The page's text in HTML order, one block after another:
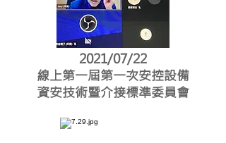
2021/07/22
線上第一屆第一次安控設備
資安技術暨介接標準委員會